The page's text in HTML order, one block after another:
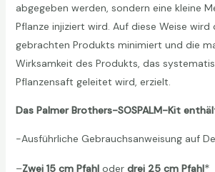
abgegeben werden, sondern eine kleine
Pflanze injiziert wird. Auf diese Weise wird
gebrachten Produkts minimiert und die
Wirksamkeit des Produkts, das
Pflanzensaft geleitet wird, erzielt.
Das Palmer Brothers-SOSPALM-Kit
-Ausführliche Gebrauchsanweisung auf
–Zwei 15 cm Pfahloder drei 25 cm Pfahl*